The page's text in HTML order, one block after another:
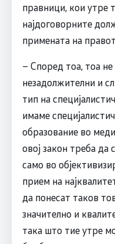
правници, кои утре
најдоговорните
примената на
– Според тоа, тоа
незадолжителни и
тип на
имаме
образование во
овој закон треба да
само во
прием на
да понесат таков
значително и
така што тие утре